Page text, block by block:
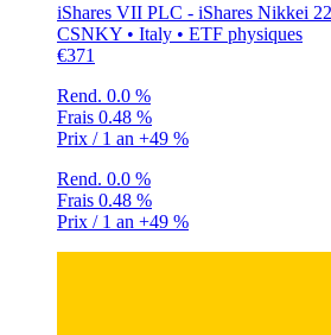
iShares VII PLC - iShares Nikkei
CSNKY • Italy • ETF physiques
€371
Rend. 0.0 %
Frais 0.48 %
Prix / 1 an +49 %
Rend. 0.0 %
Frais 0.48 %
Prix / 1 an +49 %